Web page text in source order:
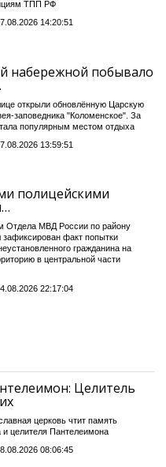
ТПП РФ
14:20:51
набережной побывало
открыли обновлённую Царскую
заповедника "Коломенское". За
популярным местом отдыха
13:59:51
полицейскими
Отдела МВД России по району
зафиксирован факт попытки
гражданина на
в центральной части
22:17:04
Целитель
церковь чтит память
и целителя Пантелеимона
08:06:45